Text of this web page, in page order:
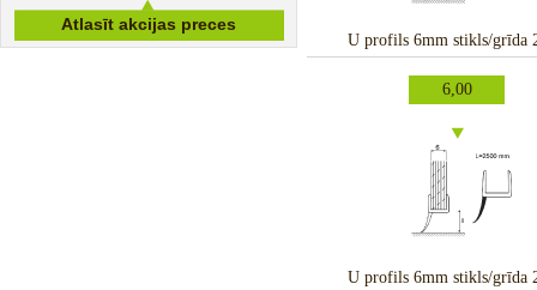
U profils 6mm stikls/grīda
6,00
U profils 6mm stikls/grīda